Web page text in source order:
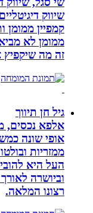
שיווק דיגיטליים
קמפיין ממומן
ממומן לא מביא
זה מה שיקפיץ את
גיל חן תיווך
אלפא נכסים,
אופי שונה כמשרד
ממזריות ובולטות
העל היא להוביל
וביושרה לאורך
רצונו המלאה.